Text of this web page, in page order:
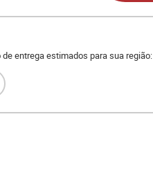
entrega estimados para sua região: